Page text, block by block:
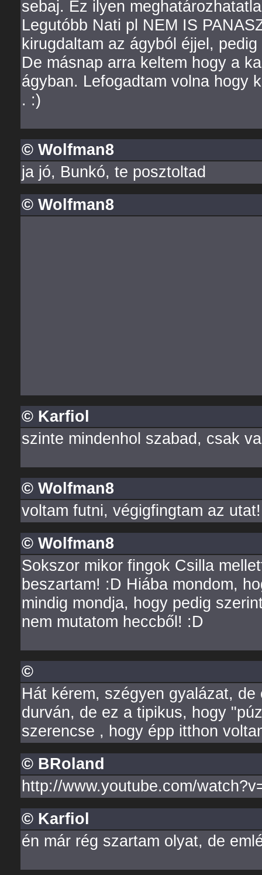
sebaj. Ez ilyen
Legutóbb Nati pl NEM IS
kirugdaltam az ágyból éjjel,
De másnap arra keltem hogy a
ágyban. Lefogadtam volna hogy
. :)
© Wolfman8
ja jó, Bunkó, te posztoltad
© Wolfman8
© Karfiol
szinte mindenhol szabad, csak
© Wolfman8
voltam futni, végigfingtam az
© Wolfman8
Sokszor mikor fingok Csilla
beszartam! :D Hiába mondom,
mindig mondja, hogy pedig
nem mutatom heccből! :D
©
Hát kérem, szégyen gyalázat,
durván, de ez a tipikus, hogy
szerencse , hogy épp itthon
© BRoland
http://www.youtube.com/
© Karfiol
én már rég szartam olyat, de